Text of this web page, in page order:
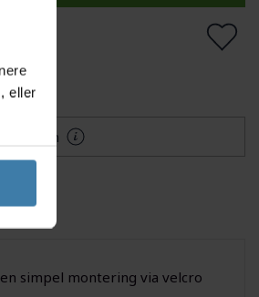
eller
simpel montering via velcro